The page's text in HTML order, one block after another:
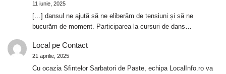
11 iunie, 2025
[…] dansul ne ajută să ne eliberăm de tensiuni și să ne
bucurăm de moment. Participarea la cursuri de dans…
Localpe Contact
21 aprilie, 2025
Cu ocazia Sfintelor Sarbatori de Paste, echipa LocalInfo.ro va